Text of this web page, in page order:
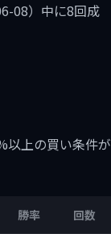
08）中に8回成
以上の買い条件が
勝率 回数